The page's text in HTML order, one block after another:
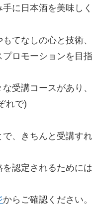
に日本酒を美味し
てなしの心と技術
ロモーションを目
受講コースがあり
れで)
、きちんと受講す
認定されるために
からご確認ください。